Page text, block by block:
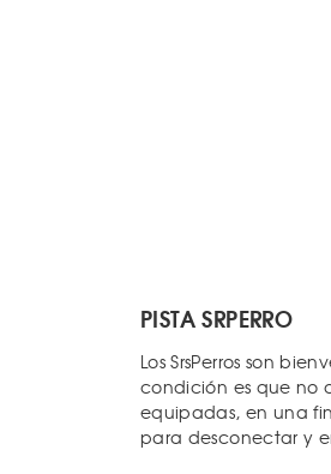
PISTA SRPERRO
Los SrsPerros son
condición es que no
equipadas, en una
para desconectar y